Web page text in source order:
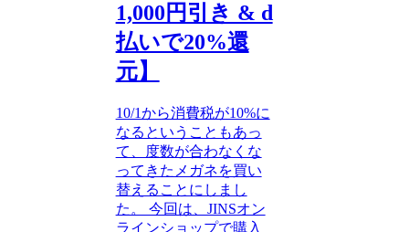
1,000円引き & d
払いで20%還
元】
10/1から消費税が10%に
なるということもあっ
て、度数が合わなくな
ってきたメガネを買い
替えることにしまし
た。 今回は、JINSオン
ラインショップで購入